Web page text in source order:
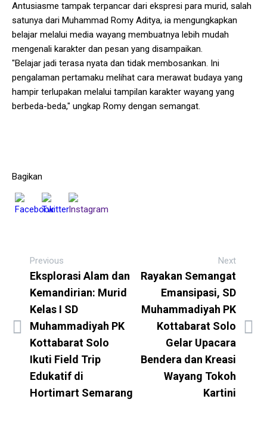
Antusiasme tampak terpancar dari ekspresi para murid, salah
satunya dari Muhammad Romy Aditya, ia mengungkapkan
belajar melalui media wayang membuatnya lebih mudah
mengenali karakter dan pesan yang disampaikan.
"Belajar jadi terasa nyata dan tidak membosankan. Ini
pengalaman pertamaku melihat cara merawat budaya yang
hampir terlupakan melalui tampilan karakter wayang yang
berbeda-beda," ungkap Romy dengan semangat.
Bagikan
Previous
Eksplorasi Alam dan
Kemandirian: Murid
Kelas I SD
Muhammadiyah PK
Kottabarat Solo
Ikuti Field Trip
Edukatif di
Hortimart Semarang
Next
Rayakan Semangat
Emansipasi, SD
Muhammadiyah PK
Kottabarat Solo
Gelar Upacara
Bendera dan Kreasi
Wayang Tokoh
Kartini